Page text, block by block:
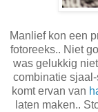
Manlief kon een
fotoreeks.. Niet
was gelukkig
combinatie
komt ervan van
laten maken..